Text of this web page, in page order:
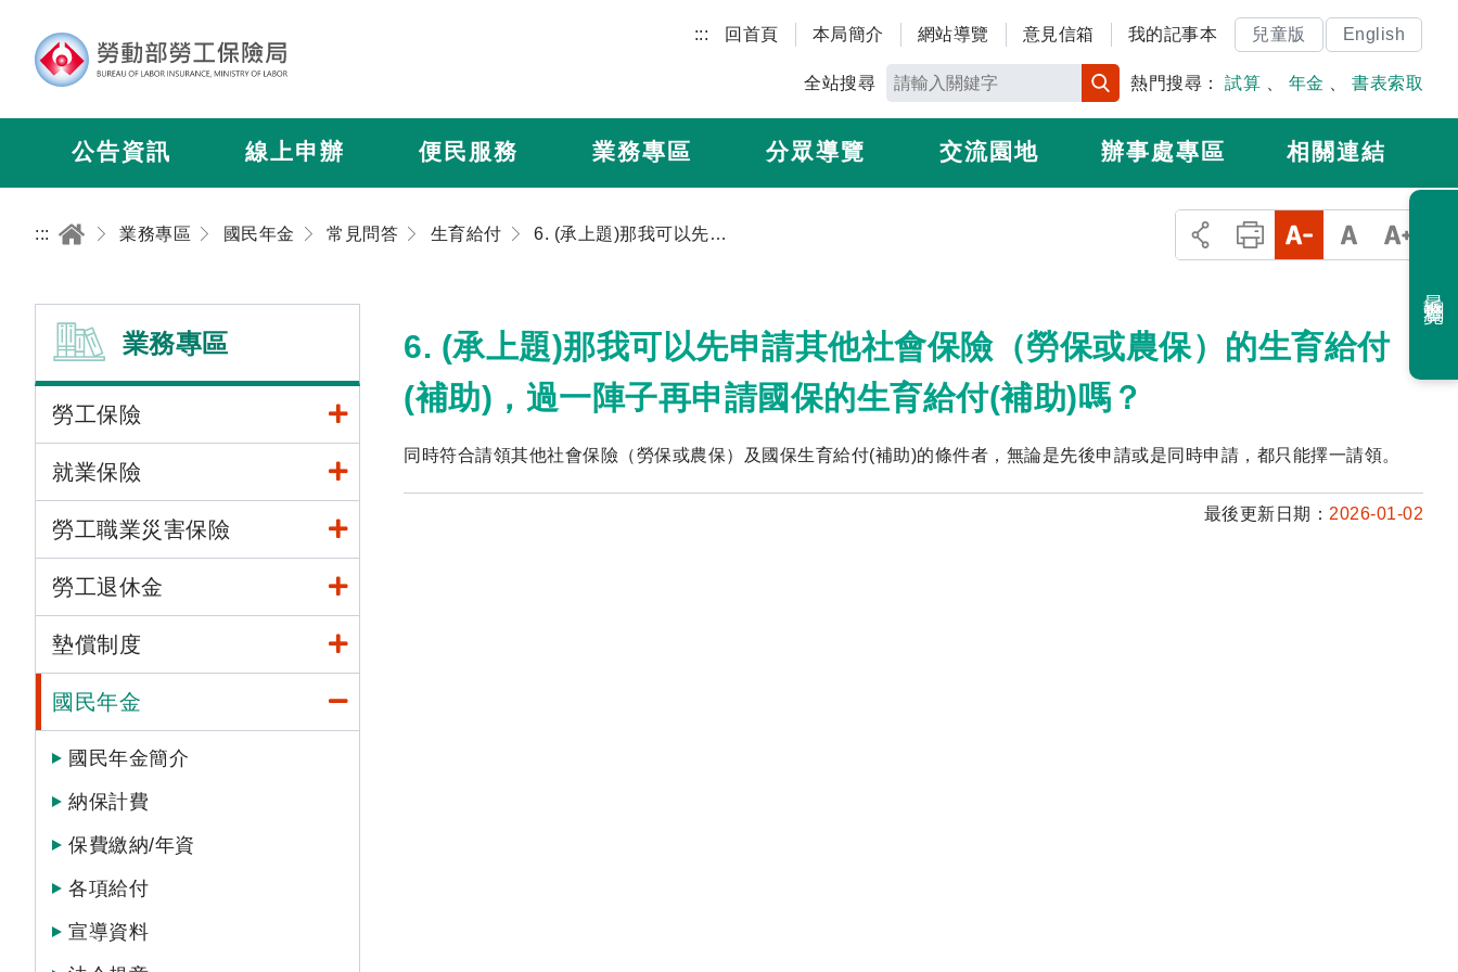
::: 回首頁 本局簡介 網站導覽 意見信箱 我的記事本 兒童版 English
全站搜尋 熱門搜尋： 試算 年金 書表索取
公告資訊 線上申辦 便民服務 業務專區 分眾導覽 交流園地 辦事處專區 相關連結
::: 業務專區 國民年金 常見問答 生育給付 6. (承上題)那我可以先申請其他社會保險（勞保或農保）的生育給付(補助)，過一陣子再申請國保的生育給付(補助)嗎？
業務專區
勞工保險
就業保險
勞工職業災害保險
勞工退休金
墊償制度
國民年金
國民年金簡介
納保計費
保費繳納/年資
各項給付
宣導資料
6. (承上題)那我可以先申請其他社會保險（勞保或農保）的生育給付
(補助)，過一陣子再申請國保的生育給付(補助)嗎？
同時符合請領其他社會保險（勞保或農保）及國保生育給付(補助)的條件者，無論是先後申請或是同時申請，都只能擇一請領。
最後更新日期： 2026-01-02